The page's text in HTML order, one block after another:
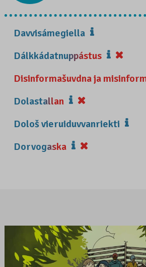
Davvisámegiella
Dálkkádatnuppástus
Disinformašuvdna ja
Dolastallan
Dološ vieruiduvvanriekti
Dorvogaska